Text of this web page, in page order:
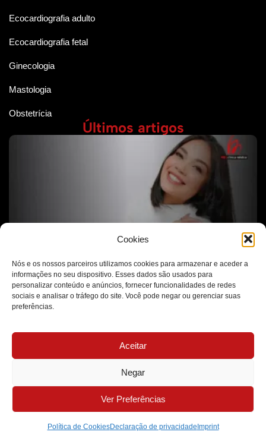
Cookies
Nós e os nossos parceiros utilizamos cookies para armazenar e aceder a
informações no seu dispositivo. Esses dados são usados para
personalizar conteúdo e anúncios, fornecer funcionalidades de redes
sociais e analisar o tráfego do site. Você pode negar ou gerenciar suas
preferências.
Aceitar
Negar
Ver Preferências
Política de CookiesDeclaração de privacidade Imprint
Ecocardiografia adulto
Ecocardiografia fetal
Ginecologia
Mastologia
Obstetrícia
Últimos artigos
O Autocuidado Vai Muito Além da Estética